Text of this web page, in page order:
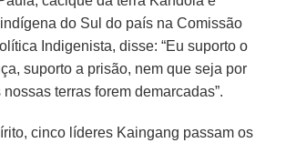
do Sul do país na Comissão
Indigenista, disse: “Eu suporto o
suporto a prisão, nem que seja por
terras forem demarcadas”.
cinco líderes Kaingang passam os